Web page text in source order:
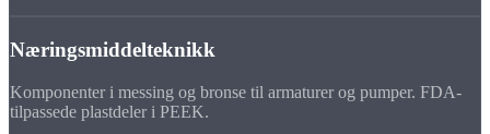
Næringsmiddelteknikk
Komponenter i messing og bronse til armaturer og pumper. FDA-
tilpassede plastdeler i PEEK.